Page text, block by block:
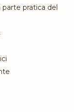
pratica del